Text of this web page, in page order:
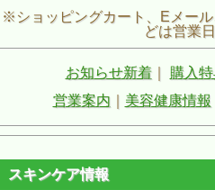
※ショッピングカート、Eメー
どは営業日
お知らせ新着｜ 購入
営業案内
美容健康情報
スキンケア情報